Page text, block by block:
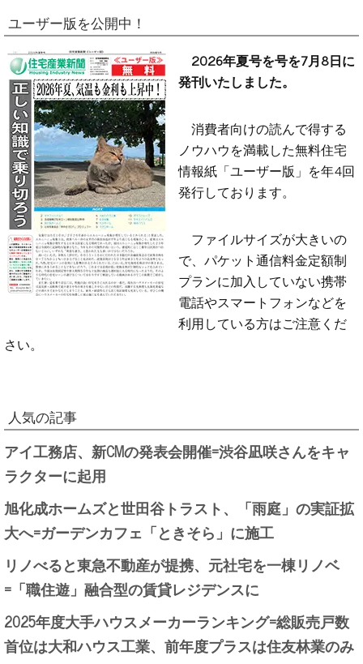
ユーザー版を公開中！
2026年夏号を号を7月8日に
発刊いたしました。
消費者向けの読んで得する
ノウハウを満載した無料住宅
情報紙「ユーザー版」を年4回
発行しております。
ファイルサイズが大きいの
で、パケット通信料金定額制
プランに加入していない携帯
電話やスマートフォンなどを
利用している方はご注意くだ
さい。
人気の記事
アイ工務店、新CMの発表会開催=渋谷凪咲さんをキャ
ラクターに起用
旭化成ホームズと世田谷トラスト、「雨庭」の実証拡
大へ=ガーデンカフェ「ときそら」に施工
リノべると東急不動産が提携、元社宅を一棟リノベ
=「職住遊」融合型の賃貸レジデンスに
2025年度大手ハウスメーカーランキング=総販売戸数
首位は大和ハウス工業、前年度プラスは住友林業のみ